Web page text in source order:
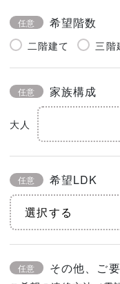
任意 希望階数
二階建て 三階
任意 家族構成
大人
任意 希望LDK
任意 その他、ご